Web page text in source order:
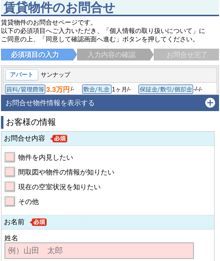
賃貸物件のお問合せ
賃貸物件のお問合せページです。
以下の必須項目へご入力いただき、「個人情報の取り扱いについて」に
ご同意の上、「同意して確認画面へ進む」ボタンを押してください。
必須項目の入力 入力内容の確認 お問合せ完了
アパート サンナップ
賃料/管理費等
3.3万円 /- 敷金/礼金
1ヶ月/- -/-/-
間取り/専有面積
1K/15.12㎡
足立区島根東武伊勢崎線 西新井駅 徒歩12分
お問合せ物件情報を表示する
お客様の情報
お問合せ内容
物件を内見したい
間取図や物件の情報が知りたい
現在の空室状況を知りたい
その他
お名前
姓名